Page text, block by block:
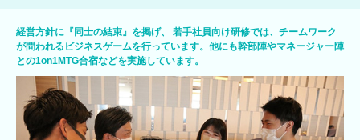
経営方針に『同士の結束』を掲げ、 若手社員向け研修では、チームワーク
が問われるビジネスゲームを行っています。他にも幹部陣やマネージャー陣
との1on1MTG合宿などを実施しています。